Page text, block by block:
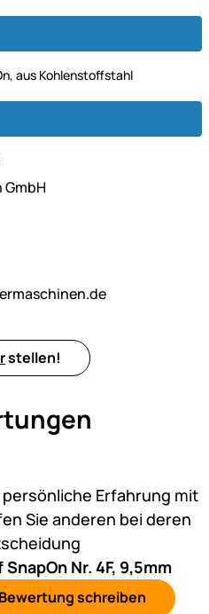
aus Kohlenstoffstahl
stellen!
Erfahrung mit
Sie anderen bei deren
Nr. 4F, 9,5mm
schreiben